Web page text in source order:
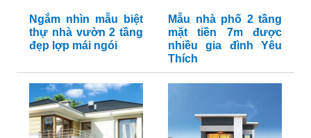
Ngắm nhìn mẫu biệt
thự nhà vườn 2 tầng
đẹp lợp mái ngói
Mẫu nhà phố 2 tầng
mặt tiền 7m được
nhiều gia đình Yêu
Thích